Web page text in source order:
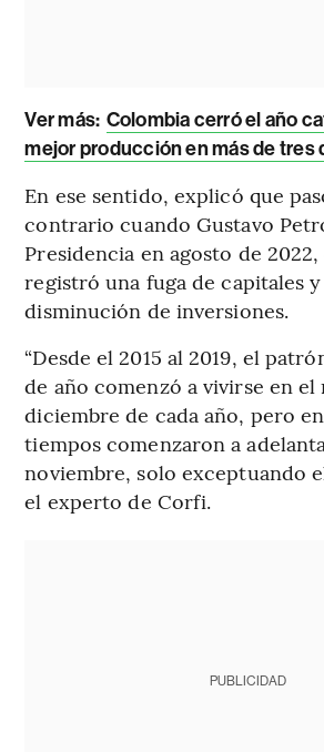
Ver más: Colombia cerró el año
mejor producción en más de tres
En ese sentido, explicó que
contrario cuando Gustavo
Presidencia en agosto de
registró una fuga de capitales
disminución de inversiones.
“Desde el 2015 al 2019, el
de año comenzó a vivirse en el
diciembre de cada año, pero
tiempos comenzaron a
noviembre, solo exceptuando
el experto de Corfi.
PUBLICIDAD